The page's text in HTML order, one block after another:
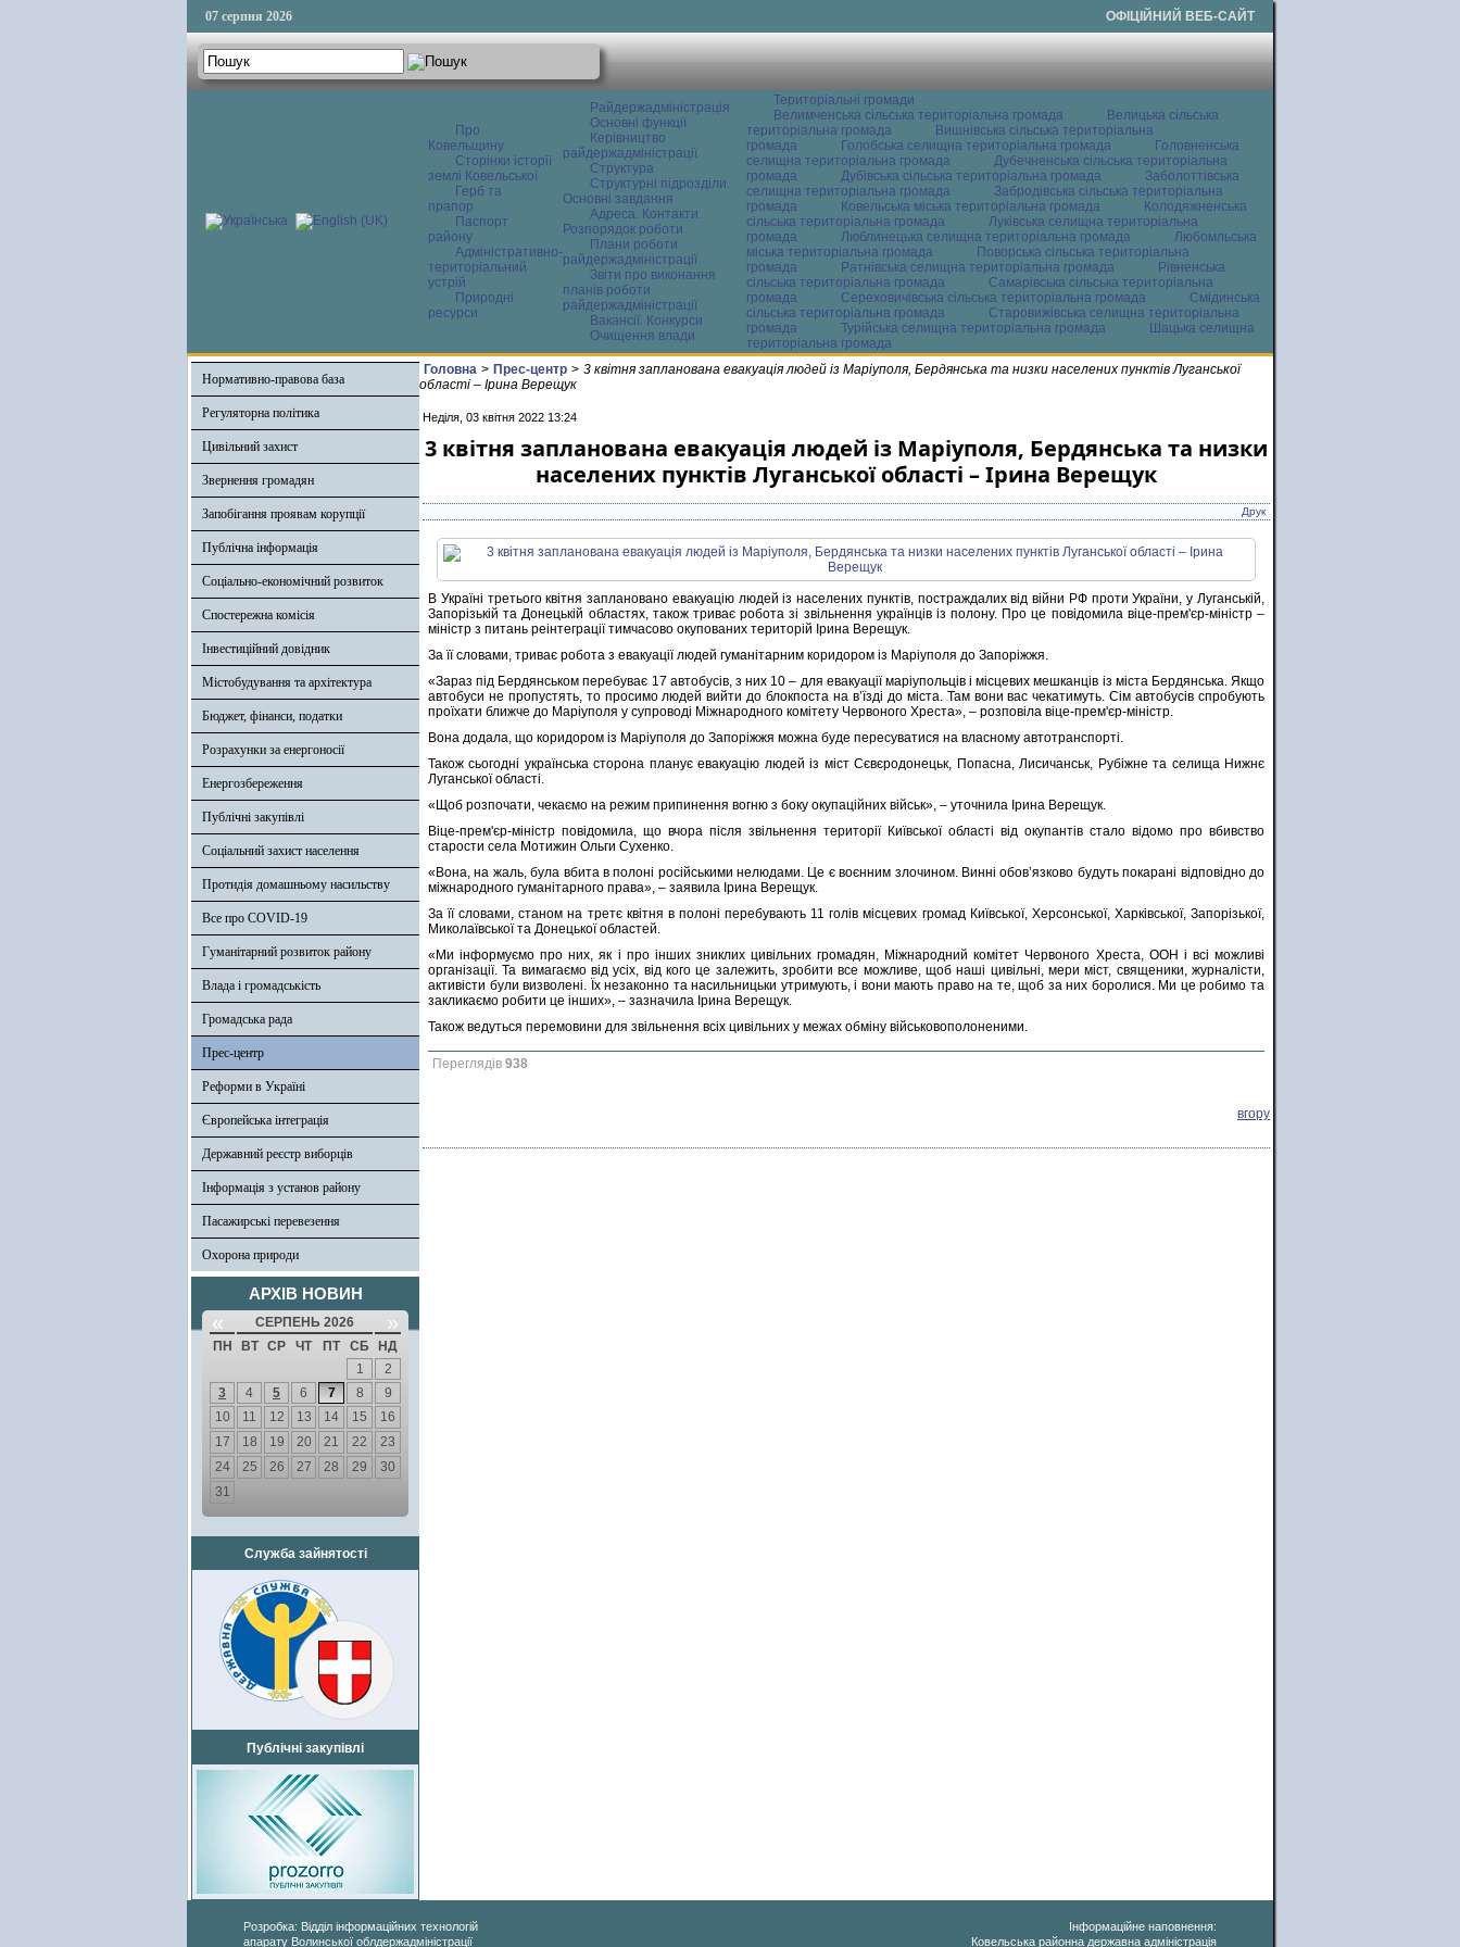
07 серпня 2026 ОФІЦІЙНИЙ ВЕБ-САЙТ
Про
Ковельщину
Сторінки історії
землі Ковельської
Герб та
прапор
Паспорт
району
Адміністративно-
територіальний
устрій
Природні
ресурси
Райдержадміністрація
Основні функції
Керівництво
райдержадміністрації
Структура
Структурні підрозділи.
Основні завдання
Адреса. Контакти.
Розпорядок роботи
Плани роботи
райдержадміністрації
Звіти про виконання
планів роботи
райдержадміністрації
Вакансії. Конкурси
Очищення влади
Територіальні громади
Велимченська сільська територіальна громада
Велицька сільська
територіальна громада
Вишнівська сільська територіальна
громада
Голобська селищна територіальна громада
Головненська
селищна територіальна громада
Дубечненська сільська територіальна
громада
Дубівська сільська територіальна громада
Заболоттівська
селищна територіальна громада
Забродівська сільська територіальна
громада
Ковельська міська територіальна громада
Колодяжненська
сільська територіальна громада
Луківська селищна територіальна
громада
Люблинецька селищна територіальна громада
Любомльська
міська територіальна громада
Поворська сільська територіальна
громада
Ратнівська селищна територіальна громада
Рівненська
сільська територіальна громада
Самарівська сільська територіальна
громада
Сереховичівська сільська територіальна громада
Смідинська
сільська територіальна громада
Старовижівська селищна територіальна
громада
Турійська селищна територіальна громада
Шацька селищна
територіальна громада
Нормативно-правова база
Регуляторна політика
Цивільний захист
Звернення громадян
Запобігання проявам корупції
Публічна інформація
Соціально-економічний розвиток
Спостережна комісія
Інвестиційний довідник
Містобудування та архітектура
Бюджет, фінанси, податки
Розрахунки за енергоносії
Енергозбереження
Публічні закупівлі
Соціальний захист населення
Протидія домашньому насильству
Все про COVID-19
Гуманітарний розвиток району
Влада і громадськість
Громадська рада
Прес-центр
Реформи в Україні
Європейська інтеграція
Державний реєстр виборців
Інформація з установ району
Пасажирські перевезення
Охорона природи
АРХІВ НОВИН
« СЕРПЕНЬ 2026 »
ПН ВТ СР ЧТ ПТ СБ
НД
1
2
3
4 5 6 7 8
9
10
11 12 13 14 15
16
17
18 19 20 21 22
23
24
25 26 27 28 29
30
31
Служба зайнятості
Публічні закупівлі
Головна > Прес-центр > 3 квітня запланована евакуація людей із Маріуполя, Бердянська та низки населених пунктів Луганської
області – Ірина Верещук
Неділя, 03 квітня 2022 13:24
3 квітня запланована евакуація людей із Маріуполя, Бердянська та низки
населених пунктів Луганської області – Ірина Верещук
Друк
В Україні третього квітня заплановано евакуацію людей із населених пунктів, постраждалих від війни РФ проти України, у Луганській,
Запорізькій та Донецькій областях, також триває робота зі звільнення українців із полону. Про це повідомила віце-прем'єр-міністр –
міністр з питань реінтеграції тимчасово окупованих територій Ірина Верещук.
За її словами, триває робота з евакуації людей гуманітарним коридором із Маріуполя до Запоріжжя.
«Зараз під Бердянськом перебуває 17 автобусів, з них 10 – для евакуації маріупольців і місцевих мешканців із міста Бердянська. Якщо
автобуси не пропустять, то просимо людей вийти до блокпоста на в’їзді до міста. Там вони вас чекатимуть. Сім автобусів спробують
проїхати ближче до Маріуполя у супроводі Міжнародного комітету Червоного Хреста», – розповіла віце-прем'єр-міністр.
Вона додала, що коридором із Маріуполя до Запоріжжя можна буде пересуватися на власному автотранспорті.
Також сьогодні українська сторона планує евакуацію людей із міст Сєвєродонецьк, Попасна, Лисичанськ, Рубіжне та селища Нижнє
Луганської області.
«Щоб розпочати, чекаємо на режим припинення вогню з боку окупаційних військ», – уточнила Ірина Верещук.
Віце-прем'єр-міністр повідомила, що вчора після звільнення території Київської області від окупантів стало відомо про вбивство
старости села Мотижин Ольги Сухенко.
«Вона, на жаль, була вбита в полоні російськими нелюдами. Це є воєнним злочином. Винні обов’язково будуть покарані відповідно до
міжнародного гуманітарного права», – заявила Ірина Верещук.
За її словами, станом на третє квітня в полоні перебувають 11 голів місцевих громад Київської, Херсонської, Харківської, Запорізької,
Миколаївської та Донецької областей.
«Ми інформуємо про них, як і про інших зниклих цивільних громадян, Міжнародний комітет Червоного Хреста, ООН і всі можливі
організації. Та вимагаємо від усіх, від кого це залежить, зробити все можливе, щоб наші цивільні, мери міст, священики, журналісти,
активісти були визволені. Їх незаконно та насильницьки утримують, і вони мають право на те, щоб за них боролися. Ми це робимо та
закликаємо робити це інших», – зазначила Ірина Верещук.
Також ведуться перемовини для звільнення всіх цивільних у межах обміну військовополоненими.
Переглядів 938
вгору
Розробка: Відділ інформаційних технологій
апарату Волинської облдержадміністрації
Інформаційне наповнення:
Ковельська районна державна адміністрація